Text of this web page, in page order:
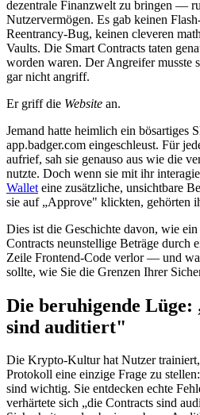
dezentrale Finanzwelt zu bringen —
Nutzervermögen. Es gab keinen
Reentrancy-Bug, keinen cleveren
Vaults. Die Smart Contracts taten
worden waren. Der Angreifer musste
gar nicht angriff.
Er griff die Website an.
Jemand hatte heimlich ein bösartiges
app.badger.com eingeschleust. Für
aufrief, sah sie genauso aus wie die
nutzte. Doch wenn sie mit ihr
Wallet eine zusätzliche, unsichtbare
sie auf „Approve" klickten, gehörten
Dies ist die Geschichte davon, wie
Contracts neunstellige Beträge durch
Zeile Frontend-Code verlor — und
sollte, wie Sie die Grenzen Ihrer
Die beruhigende Lüge:
sind auditiert"
Die Krypto-Kultur hat Nutzer
Protokoll eine einzige Frage zu stellen:
sind wichtig. Sie entdecken echte
verhärtete sich „die Contracts sind